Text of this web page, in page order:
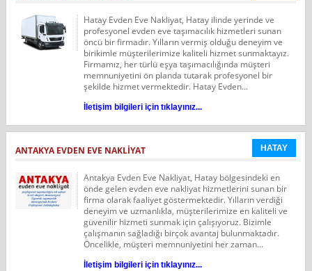
Hatay Evden Eve Nakliyat, Hatay ilinde yerinde ve
profesyonel evden eve taşımacılık hizmetleri sunan
öncü bir firmadır. Yılların vermiş olduğu deneyim ve
birikimle müşterilerimize kaliteli hizmet sunmaktayız.
Firmamız, her türlü eşya taşımacılığında müşteri
memnuniyetini ön planda tutarak profesyonel bir
şekilde hizmet vermektedir. Hatay Evden...
İletişim bilgileri için tıklayınız...
ANTAKYA EVDEN EVE NAKLIYAT HATAY
Antakya Evden Eve Nakliyat, Hatay bölgesindeki en
önde gelen evden eve nakliyat hizmetlerini sunan bir
firma olarak faaliyet göstermektedir. Yılların verdiği
deneyim ve uzmanlıkla, müşterilerimize en kaliteli ve
güvenilir hizmeti sunmak için çalışıyoruz. Bizimle
çalışmanın sağladığı birçok avantaj bulunmaktadır.
Öncelikle, müşteri memnuniyetini her zaman...
İletişim bilgileri için tıklayınız...